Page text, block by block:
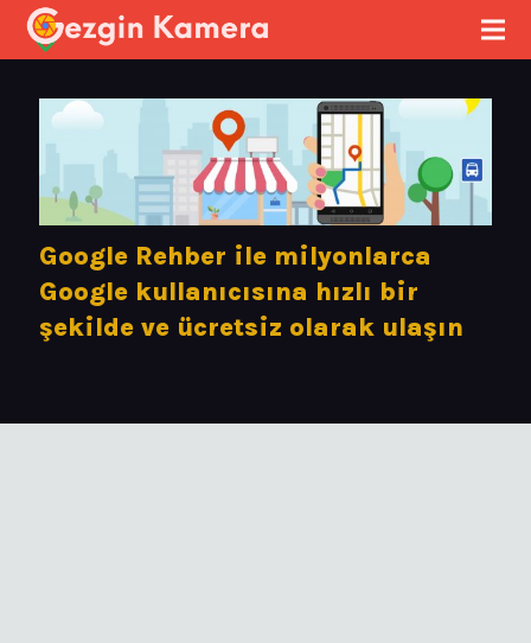
Google Rehber ile milyonlarca
Google kullanıcısına hızlı bir
şekilde ve ücretsiz olarak ulaşın